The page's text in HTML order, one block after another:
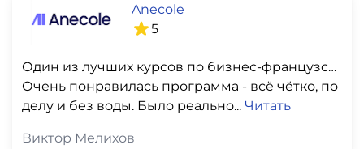
Anecole
5
Один из лучших курсов по бизнес-французскому, которые я встречал
Очень понравилась программа - всё чётко, по
делу и без воды. Было реально... Читать
Виктор Мелихов